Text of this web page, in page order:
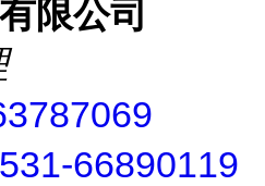
限公司
66890119